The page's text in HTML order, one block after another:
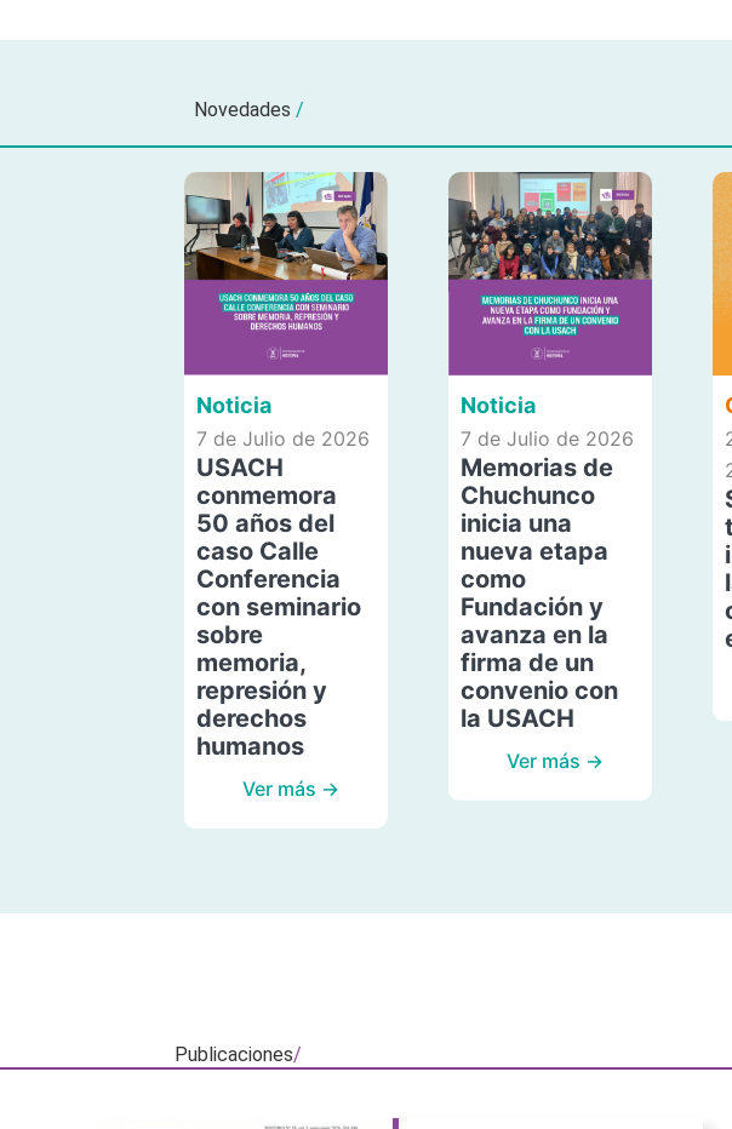
Novedades /
Noticia
7 de Julio de 2026
USACH
conmemora
50 años del
caso Calle
Conferencia
con seminario
sobre
memoria,
represión y
derechos
humanos
Ver más →
Noticia
7 de Julio de 2026
Memorias de
Chuchunco
inicia una
nueva etapa
como
Fundación y
avanza en la
firma de un
convenio con
la USACH
Ver más →
Publicaciones/